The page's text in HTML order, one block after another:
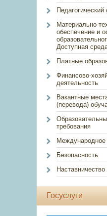
Педагогический
Материально-
обеспечение и
Доступная
Платные
Финансово-
деятельность
Вакантные
(перевода)
требования
Международное
Безопасность
Наставничество
Госуслуги